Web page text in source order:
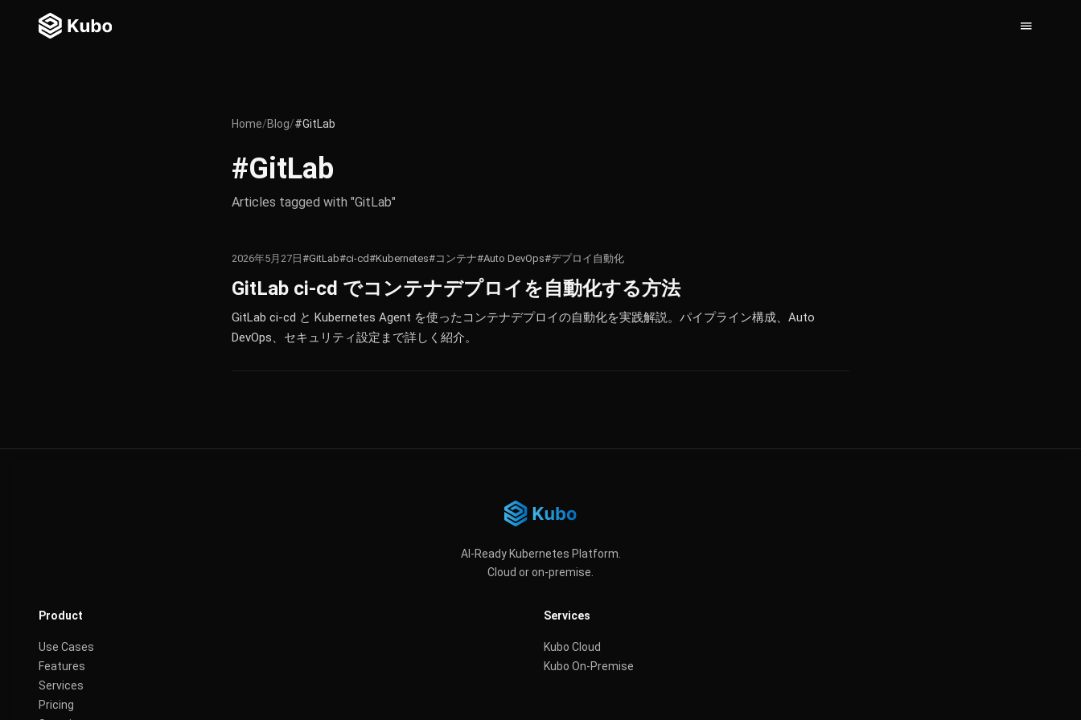
Home/Blog/#GitLab
#GitLab
Articles tagged with "GitLab"
2026年5月27日 #GitLab#ci-cd#Kubernetes#コンテナ#Auto DevOps#デプロイ自動化
GitLab ci-cd でコンテナデプロイを自動化する方法
GitLab ci-cd と Kubernetes Agent を使ったコンテナデプロイの自動化を実践解説。パイプライン構成、Auto
DevOps、セキュリティ設定まで詳しく紹介。
AI-Ready Kubernetes Platform.
Cloud or on-premise.
Product
Use Cases
Features
Services
Pricing
Services
Kubo Cloud
Kubo On-Premise